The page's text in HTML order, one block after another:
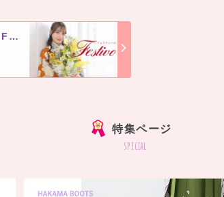
フェスティーボ Private Photo Studio Festivo
特集ページ
special